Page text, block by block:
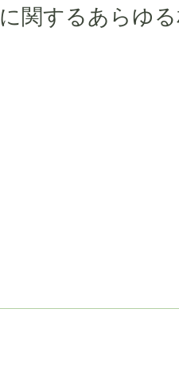
に関するあらゆ